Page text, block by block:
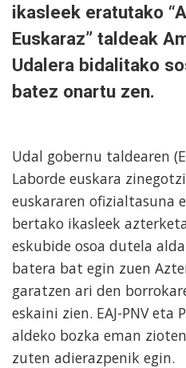
ikasleek eratutako
Euskaraz” taldeak
Udalera bidalitako
batez onartu zen.
Udal gobernu taldearen
Laborde euskara
euskararen ofizialtasuna
bertako ikasleek
eskubide osoa dutela
batera bat egin zuen
garatzen ari den
eskaini zien. EAJ-PNV eta
aldeko bozka eman
zuten adierazpenik egin.